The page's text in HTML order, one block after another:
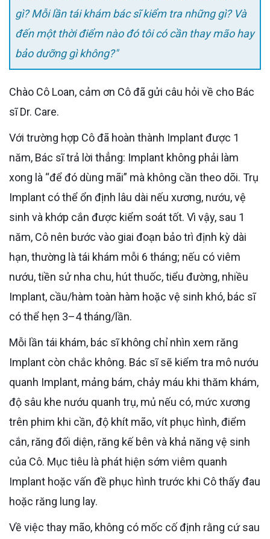
gì? Mỗi lần tái khám bác sĩ kiểm tra những gì? Và
đến một thời điểm nào đó tôi có cần thay mão hay
bảo dưỡng gì không?"
Chào Cô Loan, cảm ơn Cô đã gửi câu hỏi về cho Bác
sĩ Dr. Care.
Với trường hợp Cô đã hoàn thành Implant được 1
năm, Bác sĩ trả lời thẳng: Implant không phải làm
xong là “để đó dùng mãi” mà không cần theo dõi. Trụ
Implant có thể ổn định lâu dài nếu xương, nướu, vệ
sinh và khớp cắn được kiểm soát tốt. Vì vậy, sau 1
năm, Cô nên bước vào giai đoạn bảo trì định kỳ dài
hạn, thường là tái khám mỗi 6 tháng; nếu có viêm
nướu, tiền sử nha chu, hút thuốc, tiểu đường, nhiều
Implant, cầu/hàm toàn hàm hoặc vệ sinh khó, bác sĩ
có thể hẹn 3–4 tháng/lần.
Mỗi lần tái khám, bác sĩ không chỉ nhìn xem răng
Implant còn chắc không. Bác sĩ sẽ kiểm tra mô nướu
quanh Implant, mảng bám, chảy máu khi thăm khám,
độ sâu khe nướu quanh trụ, mủ nếu có, mức xương
trên phim khi cần, độ khít mão, vít phục hình, điểm
cắn, răng đối diện, răng kế bên và khả năng vệ sinh
của Cô. Mục tiêu là phát hiện sớm viêm quanh
Implant hoặc vấn đề phục hình trước khi Cô thấy đau
hoặc răng lung lay.
Về việc thay mão, không có mốc cố định rằng cứ sau